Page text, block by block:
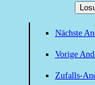
Nächste
Vorige
Zufalls-